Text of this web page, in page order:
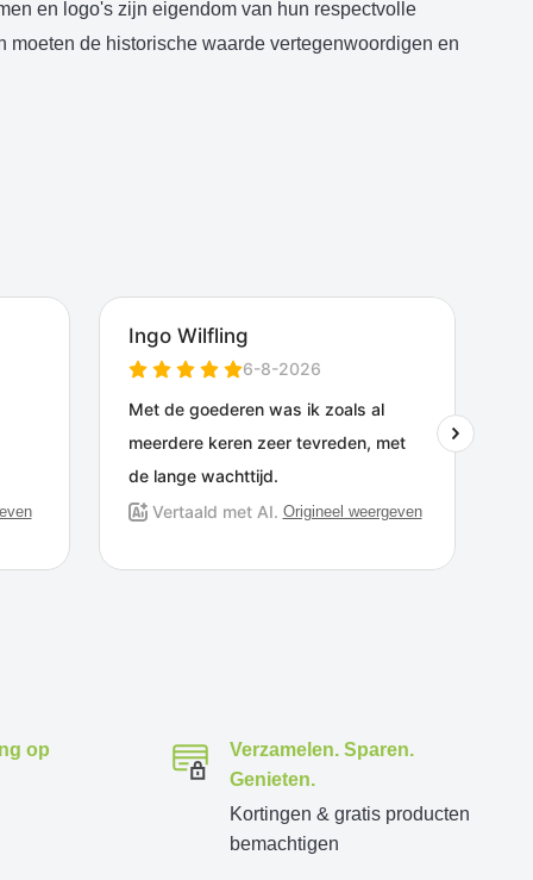
en logo's zijn eigendom van hun respectvolle
de historische waarde vertegenwoordigen en
op
Verzamelen. Sparen.
Genieten.
Kortingen & gratis producten
bemachtigen